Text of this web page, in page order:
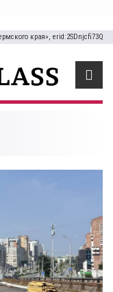
края», erid:2SDnjcfi73Q